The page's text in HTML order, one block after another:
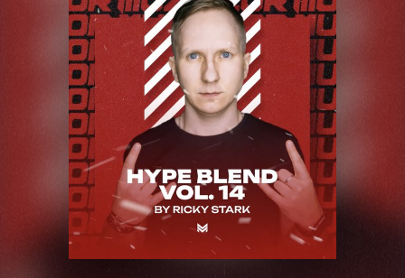
Музыка
По трекам
По жанрам
Плейлисты
Event